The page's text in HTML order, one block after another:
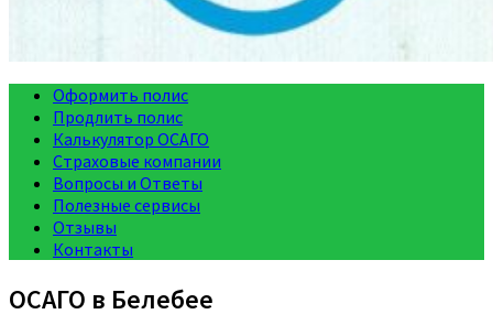
Оформить полис
Продлить полис
Калькулятор ОСАГО
Страховые компании
Вопросы и Ответы
Полезные сервисы
Отзывы
Контакты
ОСАГО в Белебее